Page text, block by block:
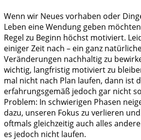
Wenn wir Neues vorhaben oder
Leben eine Wendung geben
Regel zu Beginn höchst motiviert.
einiger Zeit nach – ein ganz
Veränderungen nachhaltig zu
wichtig, langfristig motiviert zu
mal nicht nach Plan laufen, dann ist
erfahrungsgemäß jedoch gar nicht
Problem: In schwierigen Phasen
dazu, unseren Fokus zu verlieren
oftmals gleichzeitig auch alles
es jedoch nicht laufen.